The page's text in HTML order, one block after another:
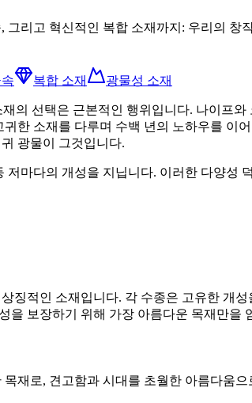
그리고 혁신적인 복합 소재까지: 우리의
복합 소재 광물성 소재
재의 선택은 근본적인 행위입니다. 나이프
한 소재를 다루며 수백 년의 노하우를 이
광물이 그것입니다.
저마다의 개성을 지닙니다. 이러한 다양성
징적인 소재입니다. 각 수종은 고유한 개
을 보장하기 위해 가장 아름다운 목재만을
재로, 견고함과 시대를 초월한 아름다움으